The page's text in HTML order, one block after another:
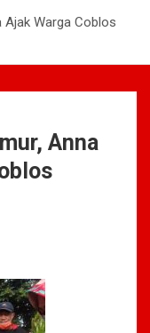
Ajak Warga Coblos
Anna